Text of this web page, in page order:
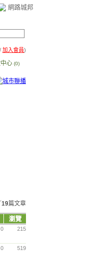
網路城邦
/ 加入會員)
心 (0)
19篇文章
瀏覽
0 215
0 519